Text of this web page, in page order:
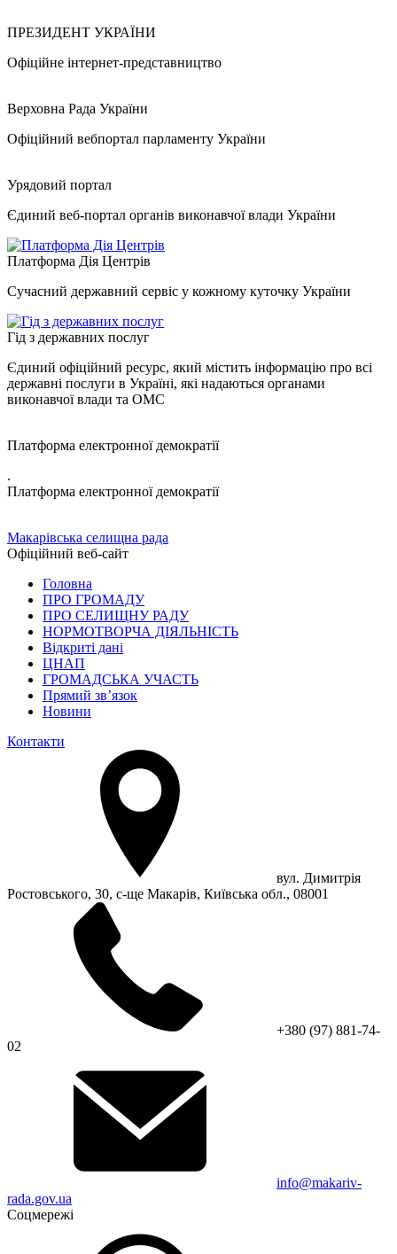
ПРЕЗИДЕНТ УКРАЇНИ
Офіційне інтернет-представництво
Верховна Рада України
Офіційний вебпортал парламенту України
Урядовий портал
Єдиний веб-портал органів виконавчої влади України
Платформа Дія Центрів
Сучасний державний сервіс у кожному куточку України
Гід з державних послуг
Єдиний офіційний ресурс, який містить інформацію про всі
державні послуги в Україні, які надаються органами
виконавчої влади та ОМС
Платформа електронної демократії
.
Платформа електронної демократії
Макарівська селищна рада
Офіційний веб-сайт
Головна
ПРО ГРОМАДУ
ПРО СЕЛИЩНУ РАДУ
НОРМОТВОРЧА ДІЯЛЬНІСТЬ
Відкриті дані
ЦНАП
ГРОМАДСЬКА УЧАСТЬ
Прямий зв’язок
Новини
Контакти
вул. Димитрія
Ростовського, 30, с-ще Макарів, Київська обл., 08001
+380 (97) 881-74-
02
info@makariv-
rada.gov.ua
Соцмережі